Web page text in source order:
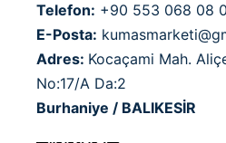
Telefon: +90 553 068 08
E-Posta:
Adres: Kocaçami Mah.
No:17/A Da:2
Burhaniye / BALIKESİR